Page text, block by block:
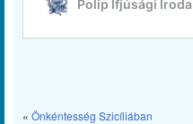
« Önkéntesség Szicíliában